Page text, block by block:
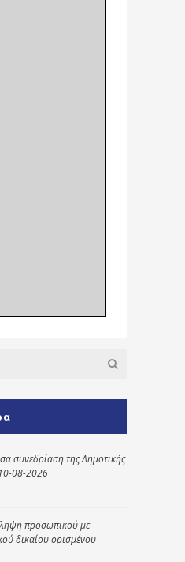
συνεδρίαση της Δημοτικής
08-2026
προσωπικού με
δικαίου ορισμένου